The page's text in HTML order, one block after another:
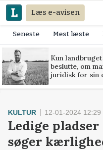
Læs e-avisen
Seneste Mest læste
Kun
beslutte, om
juridisk for sin
KULTUR 12-01-2024 12:29
Ledige
søger